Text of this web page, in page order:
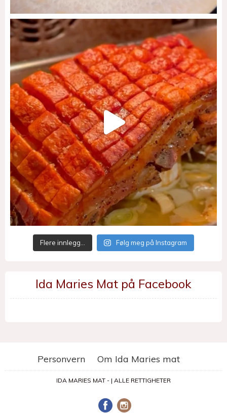
Flere innlegg… Følg meg på Instagram
Ida Maries Mat på Facebook
Personvern Om Ida Maries mat
IDA MARIES MAT - | ALLE RETTIGHETER